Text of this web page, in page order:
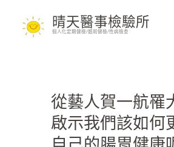
晴天醫事檢驗所
個人化定期健檢/婚前健檢/性病檢查
從藝人賀一航罹
啟示我們該如何